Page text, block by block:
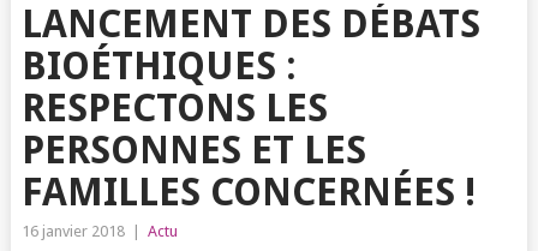
LANCEMENT DES DÉBATS
BIOÉTHIQUES :
RESPECTONS LES
PERSONNES ET LES
FAMILLES CONCERNÉES !
16 janvier 2018 Actu